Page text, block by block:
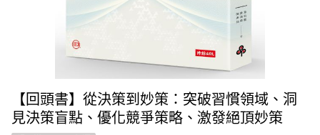
【回頭書】從決策到妙策：突破習慣領域、洞
見決策盲點、優化競爭策略、激發絕頂妙策